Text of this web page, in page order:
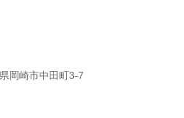
岡崎市中田町3-7